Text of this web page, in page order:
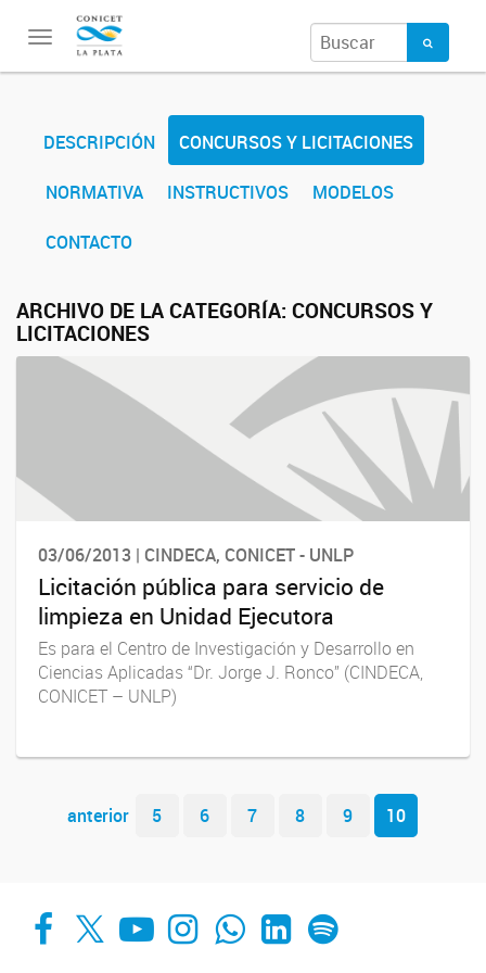
Toggle
navigation
DESCRIPCIÓN CONCURSOS Y LICITACIONES
NORMATIVA INSTRUCTIVOS MODELOS
CONTACTO
ARCHIVO DE LA CATEGORÍA: CONCURSOS Y
LICITACIONES
03/06/2013 | CINDECA, CONICET - UNLP
Licitación pública para servicio de
limpieza en Unidad Ejecutora
Es para el Centro de Investigación y Desarrollo en
Ciencias Aplicadas “Dr. Jorge J. Ronco” (CINDECA,
CONICET – UNLP)
Navegador de artículos
anterior 5 6 7 8 9 10
Facebook
X YouTube
Instagram
Whats AppLinkedIn
Spotify